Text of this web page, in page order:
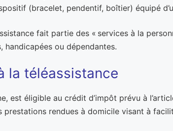
(bracelet, pendentif, boîtier) équipé
fait partie des « services à la
handicapées ou dépendantes.
la téléassistance
est éligible au crédit d’impôt prévu à
prestations rendues à domicile visant à